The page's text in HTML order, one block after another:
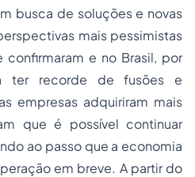
busca de soluções e novas
mais pessimistas
confirmaram e no Brasil, por
ter recorde de fusões e
empresas adquiriram mais
que é possível continuar
ao passo que a economia
em breve. A partir do